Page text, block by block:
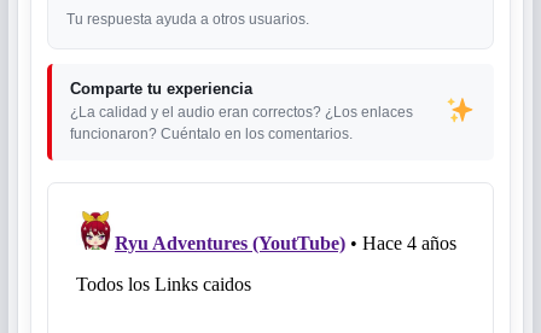
Tu respuesta ayuda a otros usuarios.
Comparte tu experiencia
¿La calidad y el audio eran correctos? ¿Los enlaces
funcionaron? Cuéntalo en los comentarios.